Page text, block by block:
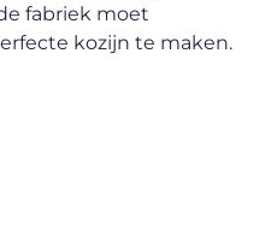
fabriek moet
kozijn te maken.